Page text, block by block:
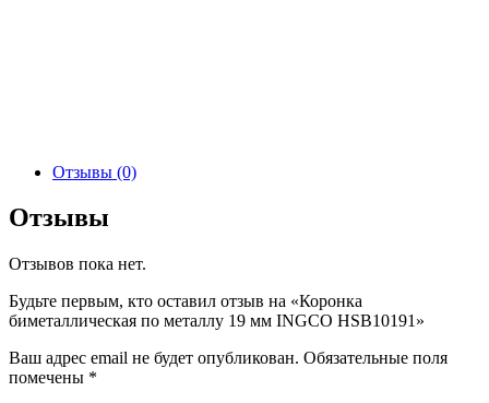
Отзывы (0)
Отзывы
Отзывов пока нет.
Будьте первым, кто оставил отзыв на «Коронка
биметаллическая по металлу 19 мм INGCO HSB10191»
Ваш адрес email не будет опубликован. Обязательные поля
помечены *